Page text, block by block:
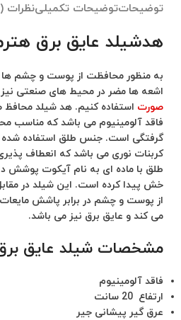
توضیحاتتوضیحات تکمیلینظرات (0)
هدشیلد عایق برق
به منظور محافظت از پوست و چشم ها در
اشعه ها مضر در محیط های صنعتی
صورت استفاده کنیم. هد شیلد
فاقد آلومینیوم می باشد که مناسب
گرفتگی است. جنس طلق استفاده شده
کربنات نوری می باشد که انعطاف
طلق با ماده ای به نام آیکوت
خش پیدا کرده است. این شیلد در
از پوست و چشم در برابر پاشش
می کند و عایق برق نیز می باشد.
مشخصات شیلد عایق
فاقد آلومینیوم
ارتفاع 20 سانت
عرق گیر پیشانی جیر